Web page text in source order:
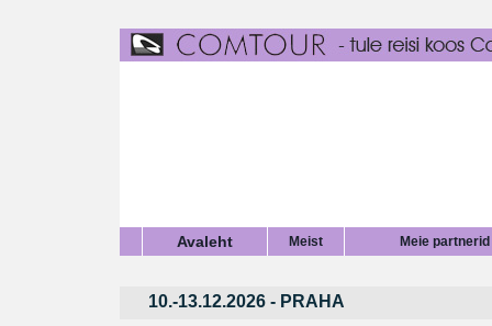
Avaleht Meist Meie partnerid
10.-13.12.2026 - PRAHA